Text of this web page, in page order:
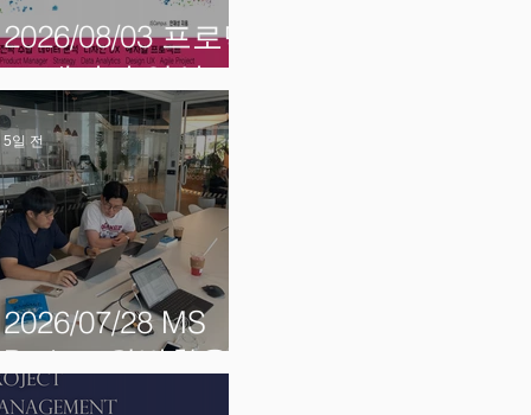
2026/08/03 프로덕
트 매니저 양성
2026/07/28 MS
Project 완벽활용
5일 전